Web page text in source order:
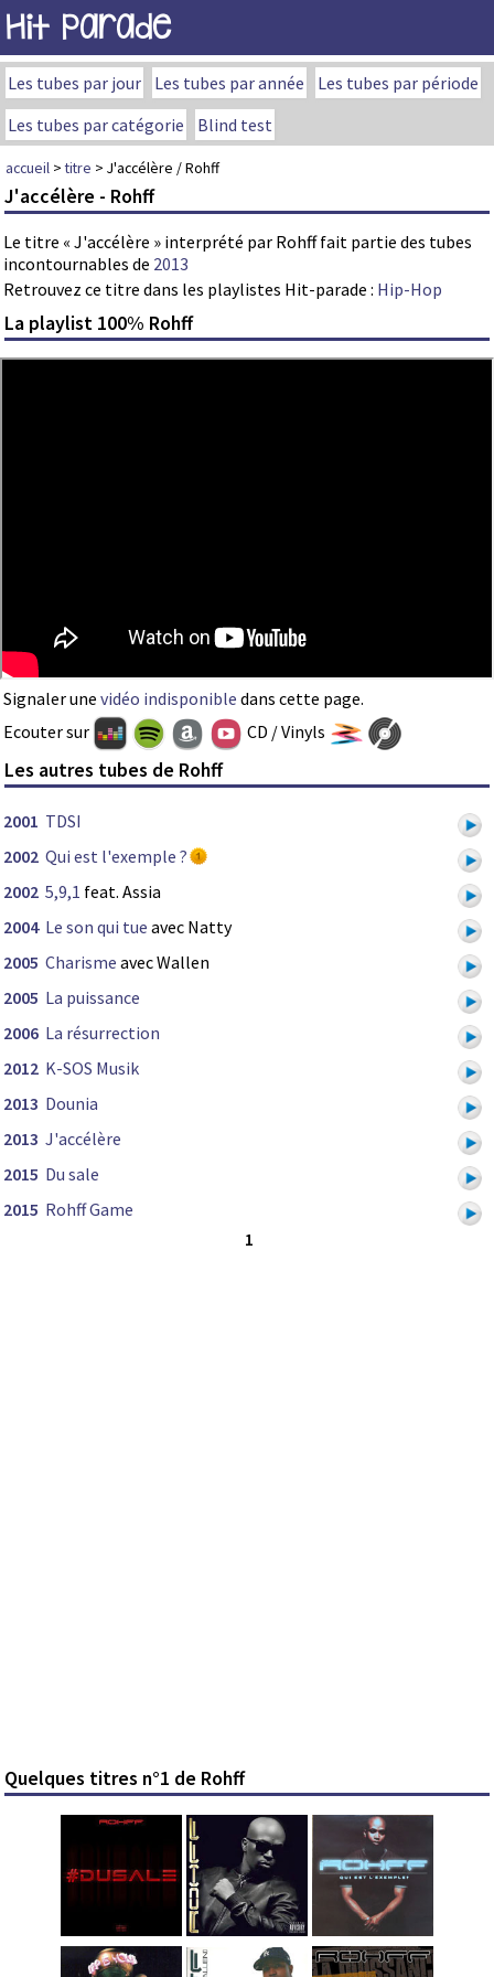
Hit Parade
Les tubes par jour Les tubes par année
Les tubes par période
Les tubes par catégorie
Blind test
accueil >titre > J'accélère / Rohff
J'accélère - Rohff
Le titre « J'accélère » interprété par Rohff fait partie des tubes
incontournables de 2013
Retrouvez ce titre dans les playlistes Hit-parade : Hip-Hop
La playlist 100% Rohff
Signaler une vidéo indisponible dans cette page.
Ecouter sur
CD / Vinyls
Les autres tubes de Rohff
2001 TDSI
2002 Qui est l'exemple ?
2002 5,9,1 feat. Assia
2004 Le son qui tue avec Natty
2005 Charisme avec Wallen
2005 La puissance
2006 La résurrection
2012 K-SOS Musik
2013 Dounia
2013 J'accélère
2015 Du sale
2015 Rohff Game
1
Quelques titres n°1 de Rohff